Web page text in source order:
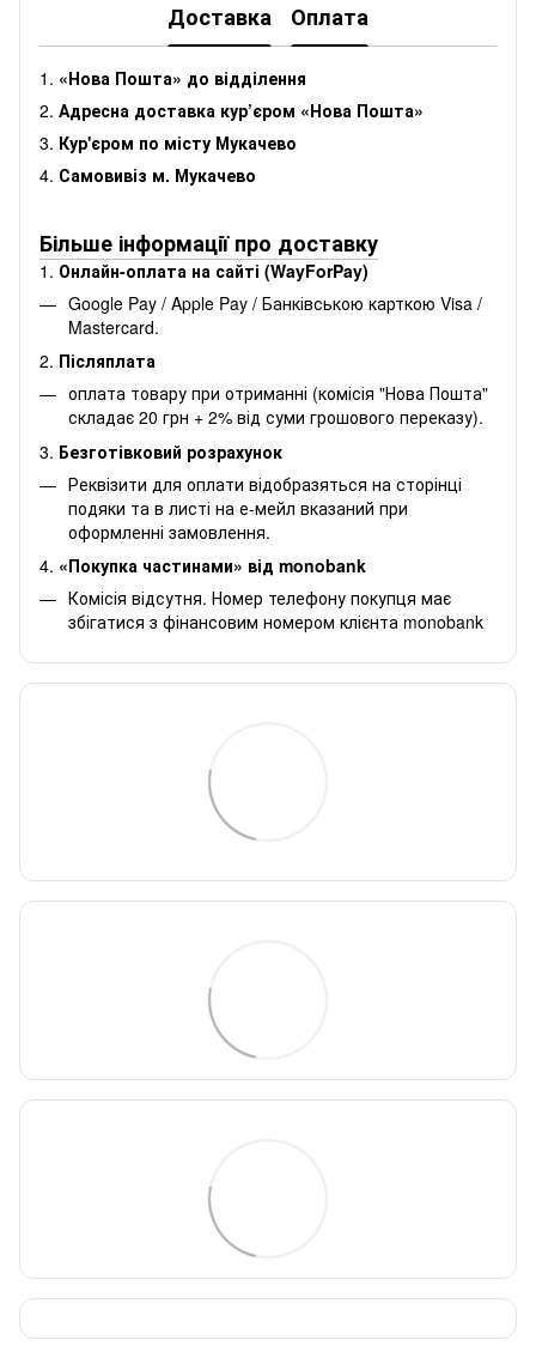
Доставка Оплата
1. «Нова Пошта» до відділення
2. Адресна доставка кур’єром «Нова Пошта»
3. Кур'єром по місту Мукачево
4. Самовивіз м. Мукачево
Більше інформації про доставку
1. Онлайн-оплата на сайті (WayForPay)
Google Pay / Apple Pay / Банківською карткою Visa /
Mastercard.
2. Післяплата
оплата товару при отриманні (комісія "Нова Пошта"
складає 20 грн + 2% від суми грошового переказу).
3. Безготівковий розрахунок
Реквізити для оплати відобразяться на сторінці
подяки та в листі на е-мейл вказаний при
оформленні замовлення.
4. «Покупка частинами» від monobank
Комісія відсутня. Номер телефону покупця має
збігатися з фінансовим номером клієнта monobank